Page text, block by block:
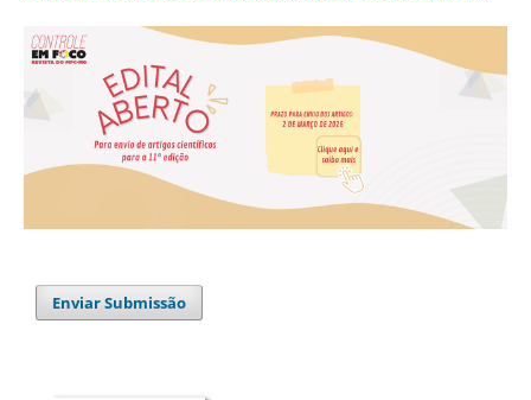
Enviar Submissão